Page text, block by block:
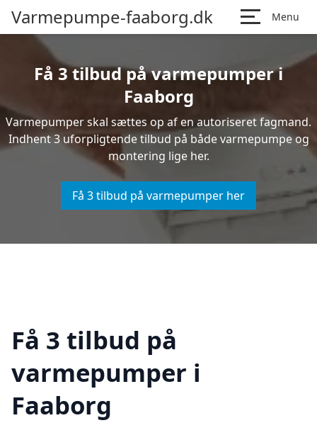
Varmepumpe-faaborg.dk Menu
Få 3 tilbud på varmepumper i
Faaborg
Varmepumper skal sættes op af en autoriseret fagmand.
Indhent 3 uforpligtende tilbud på både varmepumpe og
montering lige her.
Få 3 tilbud på varmepumper her
Få 3 tilbud på
varmepumper i
Faaborg